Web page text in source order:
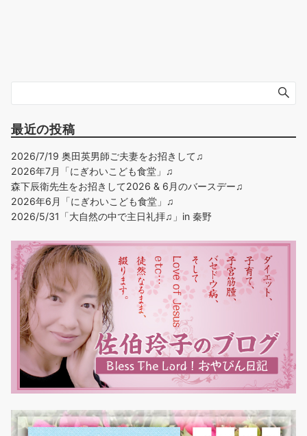
最近の投稿
2026/7/19 奥田英男師ご夫妻をお招きして♫
2026年7月「にぎわいこども食堂」♫
森下辰衛先生をお招きして2026 & 6月のバースデー♫
2026年6月「にぎわいこども食堂」♫
2026/5/31「大自然の中で主日礼拝♫」in 秦野